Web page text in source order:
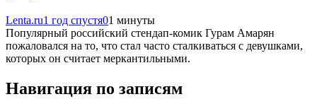
Lenta.ru1 год спустя01 минуты
Популярный российский стендап-комик Гурам Амарян
пожаловался на то, что стал часто сталкиваться с девушками,
которых он считает меркантильными.
Навигация по записям